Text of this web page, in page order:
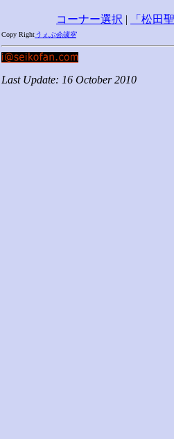
コーナー選択 | 「松田
Copy Right うぇぶ会議室
Last Update: 16 October 2010